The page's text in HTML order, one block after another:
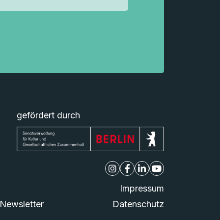
gefördert durch
Impressum
Newsletter
Datenschutz